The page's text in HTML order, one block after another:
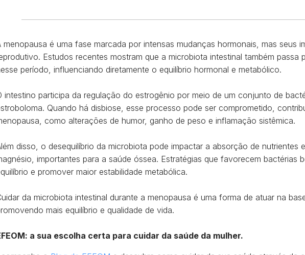
menopausa é uma fase marcada por intensas mudanças hormonais, mas seus
Estudos recentes mostram que a microbiota intestinal também passa
período, influenciando diretamente o equilíbrio hormonal e metabólico.
intestino participa da regulação do estrogênio por meio de um conjunto de
Quando há disbiose, esse processo pode ser comprometido,
como alterações de humor, ganho de peso e inflamação sistêmica.
disso, o desequilíbrio da microbiota pode impactar a absorção de nutrientes
importantes para a saúde óssea. Estratégias que favorecem bactérias
e promover maior estabilidade metabólica.
da microbiota intestinal durante a menopausa é uma forma de atuar na
mais equilíbrio e qualidade de vida.
a sua escolha certa para cuidar da saúde da mulher.